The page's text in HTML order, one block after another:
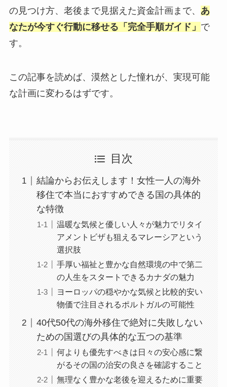
の見つけ方、老後まで見据えた資金計画まで、 あ
なたが今すぐ行動に移せる「完全手順ガイド」 で
す。
この記事を読めば、漠然とした憧れが、実現可能
な計画に変わるはずです。
目次
結論からお伝えします！女性一人の海外
移住で本当におすすめできる国の具体的
な特徴
温暖な気候と優しい人々が魅力でリタイ
アメントビザも狙えるマレーシアという
選択肢
手厚い福祉と豊かな自然環境の中で第二
の人生をスタートできるカナダの魅力
ヨーロッパの穏やかな気候と比較的安い
物価で注目されるポルトガルの可能性
40代50代の海外移住で絶対に失敗しない
ための国選びの具体的な五つの基準
何よりも優先すべきは日々の安心感に繋
がるその国の治安の良さを確認すること
無理なく豊かな老後を迎えるために重要